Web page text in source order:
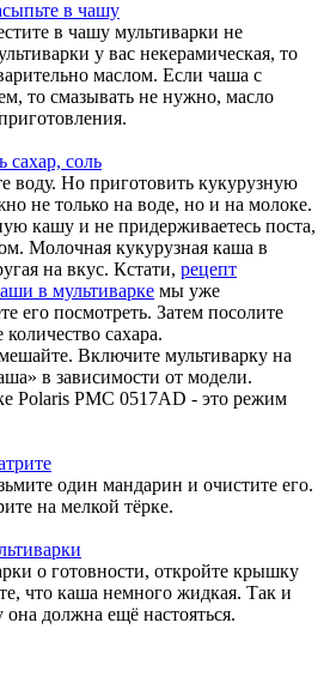
в чашу мультиварки не
у вас некерамическая, то
маслом. Если чаша с
то смазывать не нужно, масло
воду. Но приготовить кукурузную
не только на воде, но и на молоке.
кашу и не придерживаетесь поста,
Молочная кукурузная каша в
на вкус. Кстати, рецепт
в мультиварке мы уже
его посмотреть. Затем посолите
сахара.
Включите мультиварку на
в зависимости от модели.
Polaris PMC 0517AD - это режим
один мандарин и очистите его.
на мелкой тёрке.
о готовности, откройте крышку
что каша немного жидкая. Так и
должна ещё настояться.